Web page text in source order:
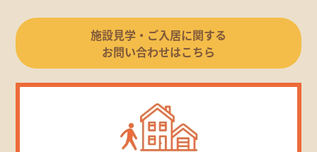
施設見学・ご入居に関する
お問い合わせはこちら